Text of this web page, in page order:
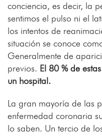
conciencia, es decir, la
sentimos el pulso ni el
los intentos de
situación se conoce
Generalmente de
previos. El 80 % de
un hospital.
La gran mayoría de las
enfermedad coronaria
lo saben. Un tercio de